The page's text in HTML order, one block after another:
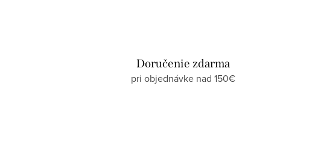
Doručenie zdarma
pri objednávke nad 150€